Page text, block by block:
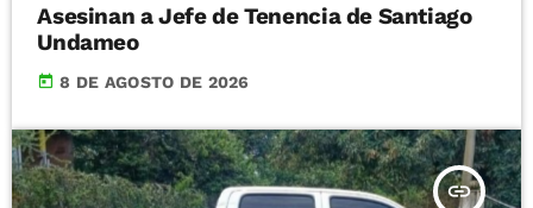
Asesinan a Jefe de Tenencia de Santiago
Undameo
today 8 DE AGOSTO DE 2026
insert_link